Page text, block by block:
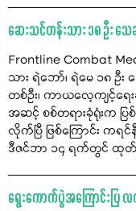
ဆေးသင်တန်းသား ၁၈ ဦး သ
Frontline Combat
သား ရဲဘော်၊ ရဲမေ ၁၈
တစ်ဦး၊ ကာယလေ့ကျင့်ရ
အဆင့် စစ်တရားခုံရုံးက
လိုက်ပြီ ဖြစ်ကြောင်း ကရ
ဒီဇင်ဘာ ၁၄ ရက်တွင် ထု
ရွေးကောက်ပွဲအကြောင်းပြ